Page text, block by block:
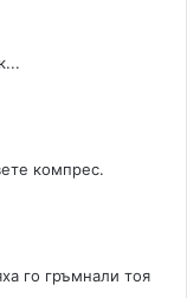
компрес.
го гръмнали тоя